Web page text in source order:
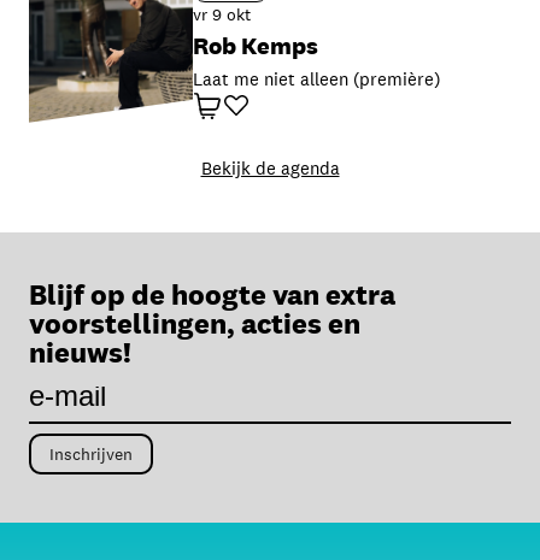
vr 9 okt
Rob Kemps
Laat me niet alleen (première)
Favoriet
Winkelwagen
Bekijk de agenda
Blijf op de hoogte van extra
voorstellingen, acties en
nieuws!